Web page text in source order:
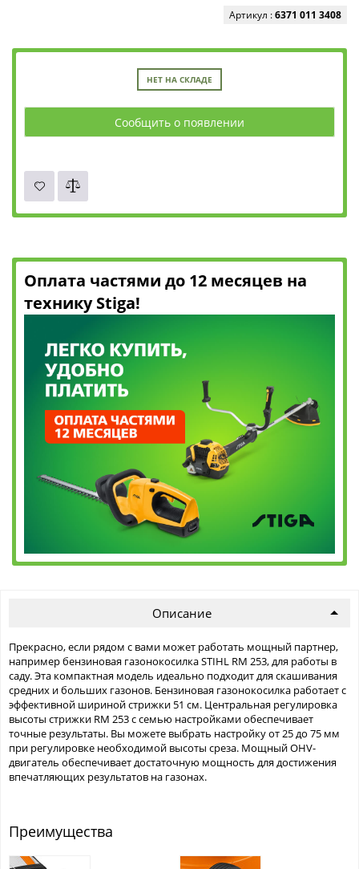
Артикул :6371 011 3408
НЕТ НА СКЛАДЕ
Сообщить о появлении
Оплата частями до 12 месяцев на
технику Stiga!
Описание
Прекрасно, если рядом с вами может работать мощный партнер,
например бензиновая газонокосилка STIHL RM 253, для работы в
саду. Эта компактная модель идеально подходит для скашивания
средних и больших газонов. Бензиновая газонокосилка работает с
эффективной шириной стрижки 51 см. Центральная регулировка
высоты стрижки RM 253 с семью настройками обеспечивает
точные результаты. Вы можете выбрать настройку от 25 до 75 мм
при регулировке необходимой высоты среза. Мощный OHV-
двигатель обеспечивает достаточную мощность для достижения
впечатляющих результатов на газонах.
Преимущества